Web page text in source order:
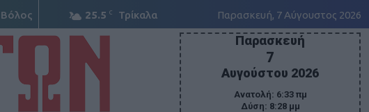
Βόλος 25.5 C Τρίκαλα Παρασκευή, 7 Αύγουστος 2026
Παρασκευή
7
Αυγούστου 2026
Ανατολή: 6:33 πμ
Δύση: 8:28 μμ